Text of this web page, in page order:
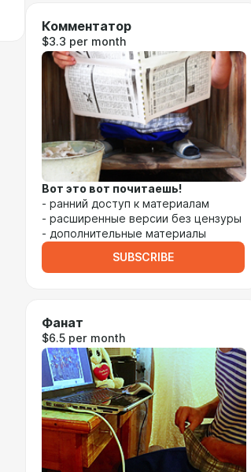
Комментатор
$3.3 per month
Вот это вот почитаешь!
- ранний доступ к материалам
- расширенные версии без цензуры
- дополнительные материалы
SUBSCRIBE
Фанат
$6.5 per month